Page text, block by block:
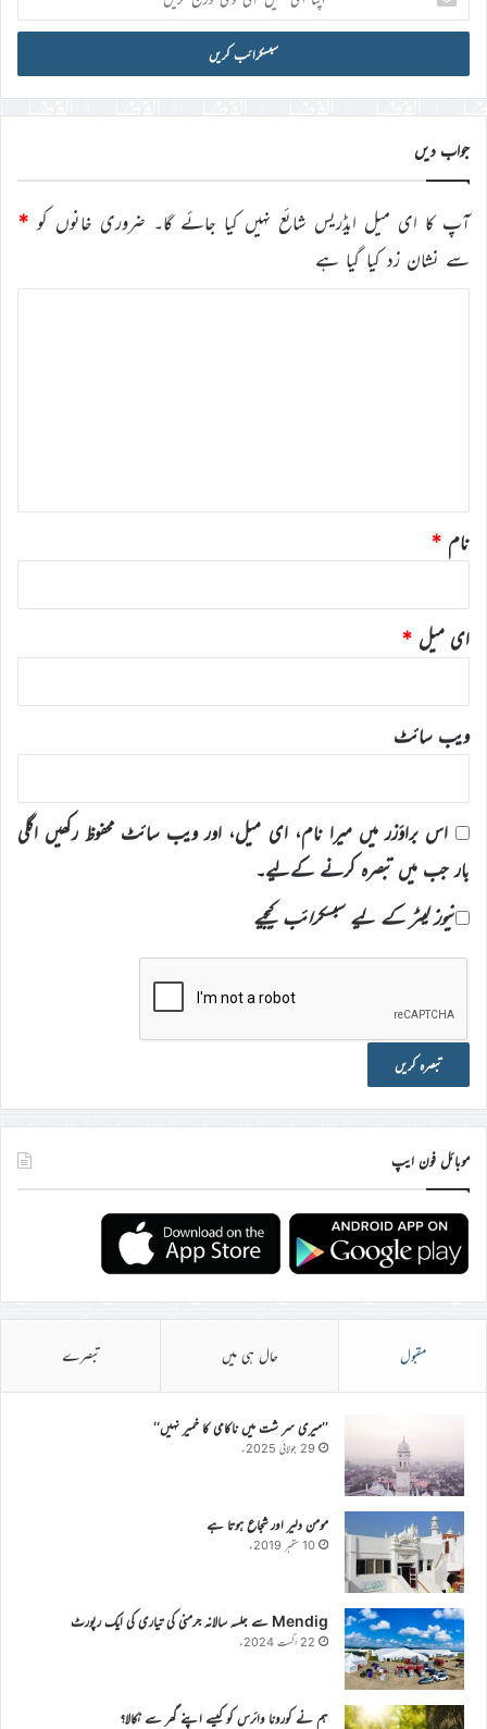
ای
میل
ڈی
درج
کریں
جواب دیں
آپ کا ای میل ایڈریس شائع نہیں کیا جائے گا۔ ضروری خانوں کو *
سے نشان زد کیا گیا ہے
نام *
ای میل *
ویب‌ سائٹ
اس براؤزر میں میرا نام، ای میل، اور ویب سائٹ محفوظ رکھیں اگلی
بار جب میں تبصرہ کرنے کےلیے۔
نیوز لیٹر کے لیے سبسکرائب کیجیے
موبائل فون ایپ
مقبول حال ہی میں تبصرے
’’میری سر شت میں ناکامی کا خمیر نہیں‘‘
29 جولائی 2025ء
مومن دلیر اور شجاع ہوتا ہے
10 ستمبر 2019ء
Mendig سے جلسہ سالانہ جرمنی کی تیاری کی ایک رپورٹ
22 اگست 2024ء
ہم نے کورونا وائرس کو کیسے اپنے گھر سے نکالا؟